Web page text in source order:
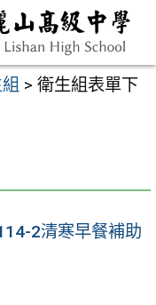
> 衛生組表單下
2清寒早餐補助